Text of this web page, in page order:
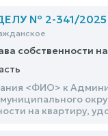
№ 2-341/2025
собственности
<ФИО> к
на квартиру,